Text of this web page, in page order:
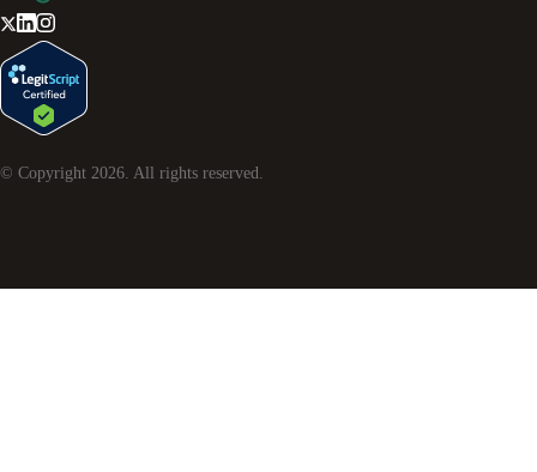
© Copyright 2026 . All rights reserved.